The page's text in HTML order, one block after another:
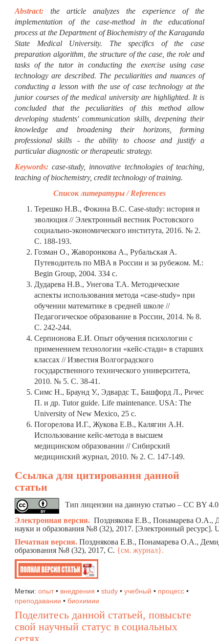
Abstract: the article analyzes the experience of the
implementation of the case-method in the educational
process at the Department of Biochemistry of the Karaganda
State Medical University. The specifics of the case
preparation algorithm, the structure of the case, the role and
tasks of the tutor in conducting the exercise using case
technology are described. The peculiarities and nuances of
conducting a lesson with the use of case technology at the
junior courses of the medical university are highlighted. It is
concluded that the peculiarities of this method allow
developing students' communication skills, deepening their
knowledge and broadening their horizons, forming
professional skills - the ability to choose and justify a
particular diagnostic or therapeutic strategy.
Keywords: сase-study, innovative technologies of teaching,
teaching of biochemistry, credit technology of training.
Список литературы / References
Терешко Н.В., Фокина В.С. Case-study: история и
эволюция // Электронный вестник Ростовского
социально-экономического института, 2016. № 2.
С. 188-193.
Гозман О., Жаворонкова А., Рубальская А.
Путеводитель по MBA в России и за рубежом. М.:
Begin Group, 2004. 334 с.
Дударева Н.В., Унегова Т.А. Методические
аспекты использования метода «case-study» при
обучении математике в средней школе //
Педагогическое образование в России, 2014. № 8.
С. 242-244.
Серпионова Е.И. Опыт обучения психологии с
применением технологии «кейс-стади» в старших
классах // Известия Волгоградского
государственного технического университета,
2010. № 5. С. 38-41.
Симс Н., Браунд У., Эдвардс Т., Башфорд Л., Ричес
П. и др. Tutor guide. Life maintenance. USA: The
University of New Mexico, 25 с.
Погорелова И.Г., Жукова Е.В., Калягин А.Н.
Использование кейс-метода в высшем
медицинском образовании // Сибирский
медицинский журнал, 2010. № 2. С. 147-149.
Ссылка для цитирования данной
статьи
Тип лицензии на данную статью – CC BY
Электронная версия. Позднякова Е.В., Понамарева
науки и образования №8 (32), 2017. [Электронный ресурс].
Печатная версия. Позднякова Е.В., Понамарева О.А.,
образования №8 (32), 2017, C. {см. журнал}.
Метки: опыт• внедрения • study • учебный • процесс •
преподавании • биохимии
Поделитесь данной статьей, повысьте
свой научный статус в социальных
сетях